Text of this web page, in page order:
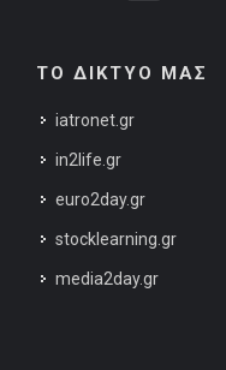
ΤΟ ΔΙΚΤΥΟ ΜΑΣ
iatronet.gr
in2life.gr
euro2day.gr
stocklearning.gr
media2day.gr